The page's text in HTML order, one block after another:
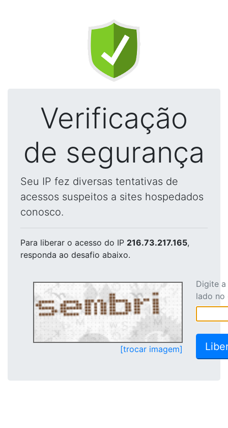
Verificação
de segurança
Seu IP fez diversas tentativas de
acessos suspeitos a sites hospedados
conosco.
Para liberar o acesso do IP 216.73.217.165,
responda ao desafio abaixo.
[trocar imagem]
Digite
lado no